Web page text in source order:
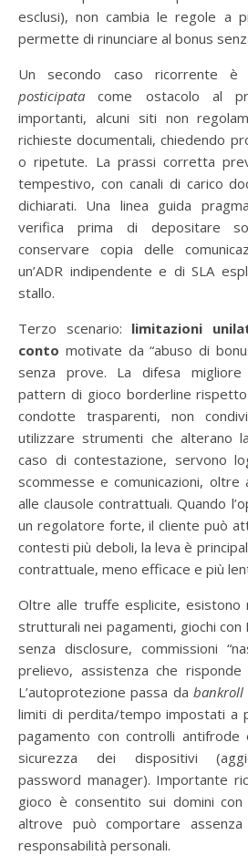
esclusi), non cambia le regole a
permette di rinunciare al bonus
Un secondo caso ricorrente
posticipata come ostacolo al
importanti, alcuni siti non
richieste documentali, chiedendo
o ripetute. La prassi corretta
tempestivo, con canali di carico
dichiarati. Una linea guida
verifica prima di depositare
conservare copia delle
un’ADR indipendente e di SLA
stallo.
Terzo scenario: limitazioni
conto motivate da “abuso di
senza prove. La difesa
pattern di gioco borderline
condotte trasparenti, non
utilizzare strumenti che alterano
caso di contestazione, servono
scommesse e comunicazioni, oltre
alle clausole contrattuali. Quando
un regolatore forte, il cliente può
contesti più deboli, la leva è
contrattuale, meno efficace e più
Oltre alle truffe esplicite, esistono
strutturali nei pagamenti, giochi con
senza disclosure, commissioni
prelievo, assistenza che
L’autoprotezione passa dabankroll
limiti di perdita/tempo impostati a
pagamento con controlli antifrode
sicurezza dei dispositivi
password manager). Importante
gioco è consentito sui domini con
altrove può comportare
responsabilità personali.